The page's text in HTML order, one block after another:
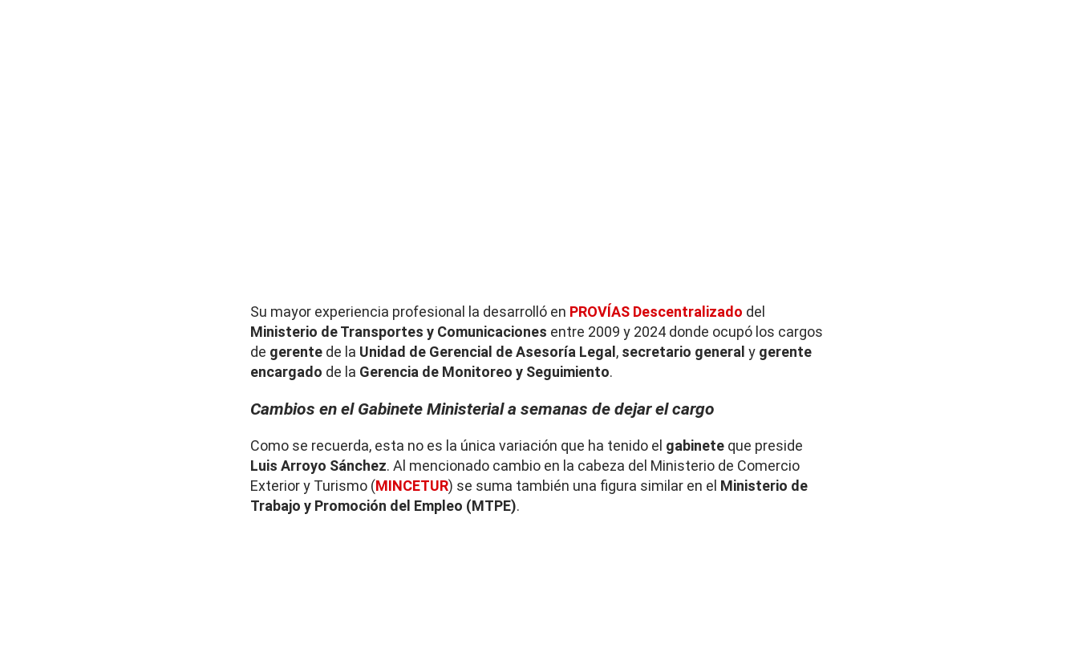
Su mayor experiencia profesional la desarrolló en PROVÍAS Descentralizado del
Ministerio de Transportes y Comunicaciones entre 2009 y 2024 donde ocupó los cargos
de gerente de la Unidad de Gerencial de Asesoría Legal , secretario general y gerente
encargado de la Gerencia de Monitoreo y Seguimiento.
Cambios en el Gabinete Ministerial a semanas de dejar el cargo
Como se recuerda, esta no es la única variación que ha tenido el gabinete que preside
Luis Arroyo Sánchez. Al mencionado cambio en la cabeza del Ministerio de Comercio
Exterior y Turismo (MINCETUR) se suma también una figura similar en el Ministerio de
Trabajo y Promoción del Empleo (MTPE).